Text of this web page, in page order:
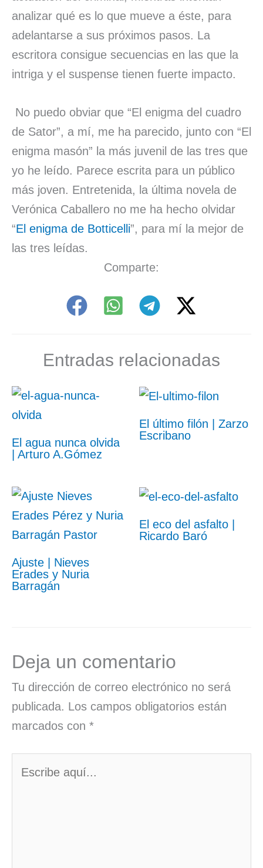
analizar qué es lo que mueve a éste, para
adelantarse a sus próximos pasos. La
escritora consigue secuencias en las que la
intriga y el suspense tienen fuerte impacto.
No puedo obviar que “El enigma del cuadro
de Sator”, a mí, me ha parecido, junto con “El
enigma masón” la más juvenil de las tres que
yo he leído. Parece escrita para un público
más joven. Entretenida, la última novela de
Verónica Caballero no me ha hecho olvidar
“El enigma de Botticelli”, para mí la mejor de
las tres leídas.
Comparte:
Entradas relacionadas
El agua nunca olvida
| Arturo A.Gómez
El último filón | Zarzo
Escribano
Ajuste | Nieves
Erades y Nuria
Barragán
El eco del asfalto |
Ricardo Baró
Deja un comentario
Tu dirección de correo electrónico no será
publicada. Los campos obligatorios están
marcados con *